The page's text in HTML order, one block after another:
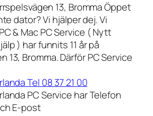
13, Bromma Öppet
dator? Vi hjälper dej. Vi
& Mac PC Service ( Nytt
) har funnits 11 år på
13, Bromma. Därför PC Service
Tel 08 37 21 00
PC Service har Telefon
E-post